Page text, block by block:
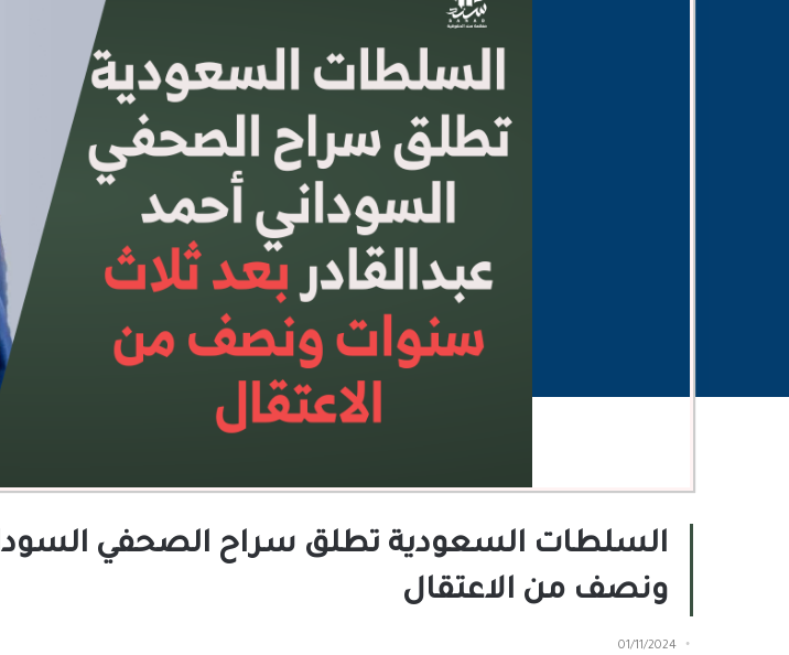
السلطات السعودية تطلق سراح الصحفي
ونصف من الاعتقال
01/11/2024